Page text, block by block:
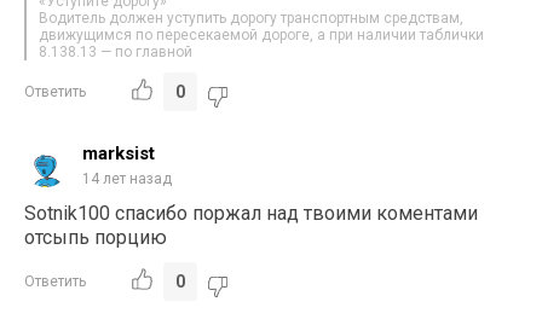
Водитель должен уступить дорогу транспортным средствам,
движущимся по пересекаемой дороге, а при наличии таблички
8.138.13 — по главной
Ответить 0
marksist
14 лет назад
Sotnik100 спасибо поржал над твоими коментами
отсыпь порцию
Ответить 0